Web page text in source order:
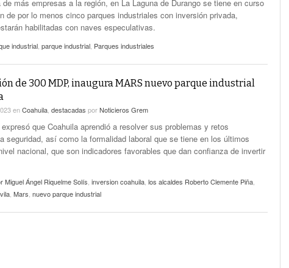
de más empresas a la región, en La Laguna de Durango se tiene en curso
de por lo menos cinco parques industriales con inversión privada,
habilitadas con naves especulativas.
industrial parque industrial Parques industriales
de 300 MDP, inaugura MARS nuevo parque industrial
enCoahuila destacadas porNoticieros Grem
que Coahuila aprendió a resolver sus problemas y retos
seguridad, así como la formalidad laboral que se tiene en los últimos
nacional, que son indicadores favorables que dan confianza de invertir
Miguel Ángel Riquelme Solís inversion coahuila los alcaldes Roberto Clemente Piña
Mars nuevo parque industrial